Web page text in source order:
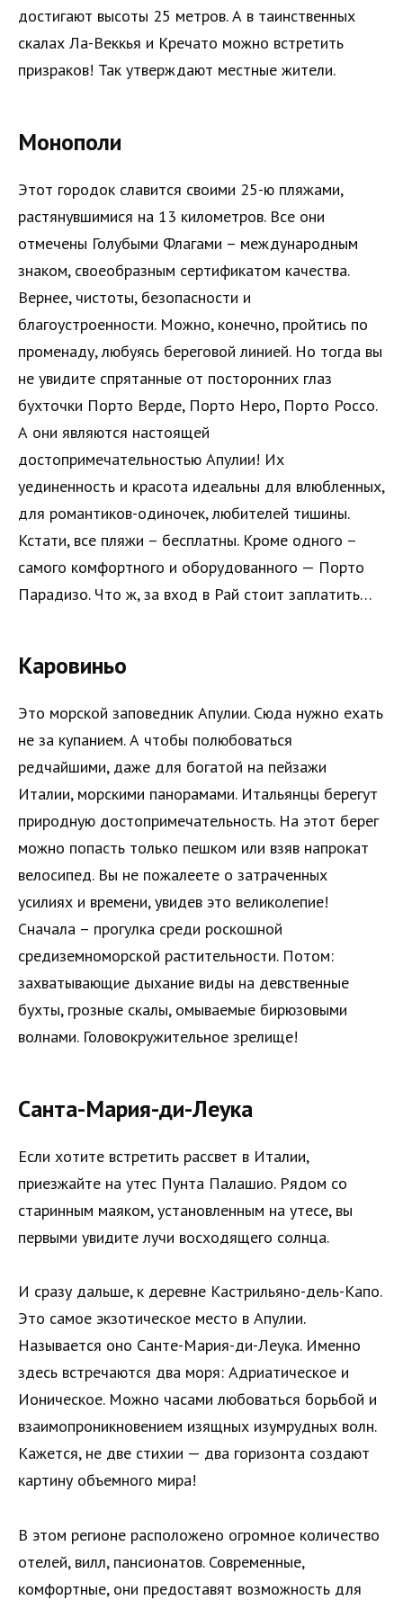
достигают высоты 25 метров. А в таинственных
скалах Ла-Веккья и Кречато можно встретить
призраков! Так утверждают местные жители.
Монополи
Этот городок славится своими 25-ю пляжами,
растянувшимися на 13 километров. Все они
отмечены Голубыми Флагами – международным
знаком, своеобразным сертификатом качества.
Вернее, чистоты, безопасности и
благоустроенности. Можно, конечно, пройтись по
променаду, любуясь береговой линией. Но тогда вы
не увидите спрятанные от посторонних глаз
бухточки Порто Верде, Порто Неро, Порто Россо.
А они являются настоящей
достопримечательностью Апулии! Их
уединенность и красота идеальны для влюбленных,
для романтиков-одиночек, любителей тишины.
Кстати, все пляжи – бесплатны. Кроме одного –
самого комфортного и оборудованного — Порто
Парадизо. Что ж, за вход в Рай стоит заплатить…
Каровиньо
Это морской заповедник Апулии. Сюда нужно ехать
не за купанием. А чтобы полюбоваться
редчайшими, даже для богатой на пейзажи
Италии, морскими панорамами. Итальянцы берегут
природную достопримечательность. На этот берег
можно попасть только пешком или взяв напрокат
велосипед. Вы не пожалеете о затраченных
усилиях и времени, увидев это великолепие!
Сначала – прогулка среди роскошной
средиземноморской растительности. Потом:
захватывающие дыхание виды на девственные
бухты, грозные скалы, омываемые бирюзовыми
волнами. Головокружительное зрелище!
Санта-Мария-ди-Леука
Если хотите встретить рассвет в Италии,
приезжайте на утес Пунта Палашио. Рядом со
старинным маяком, установленным на утесе, вы
первыми увидите лучи восходящего солнца.
И сразу дальше, к деревне Кастрильяно-дель-Капо.
Это самое экзотическое место в Апулии.
Называется оно Санте-Мария-ди-Леука. Именно
здесь встречаются два моря: Адриатическое и
Ионическое. Можно часами любоваться борьбой и
взаимопроникновением изящных изумрудных волн.
Кажется, не две стихии — два горизонта создают
картину объемного мира!
В этом регионе расположено огромное количество
отелей, вилл, пансионатов. Современные,
комфортные, они предоставят возможность для